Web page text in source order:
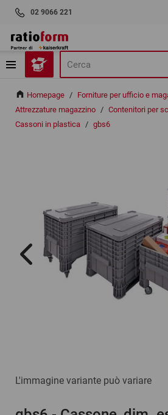
02 9066 221
Homepage / Forniture per ufficio e
Attrezzature magazzino / Contenitori per
Cassoni in plastica / gbs6
L'immagine variante può variare